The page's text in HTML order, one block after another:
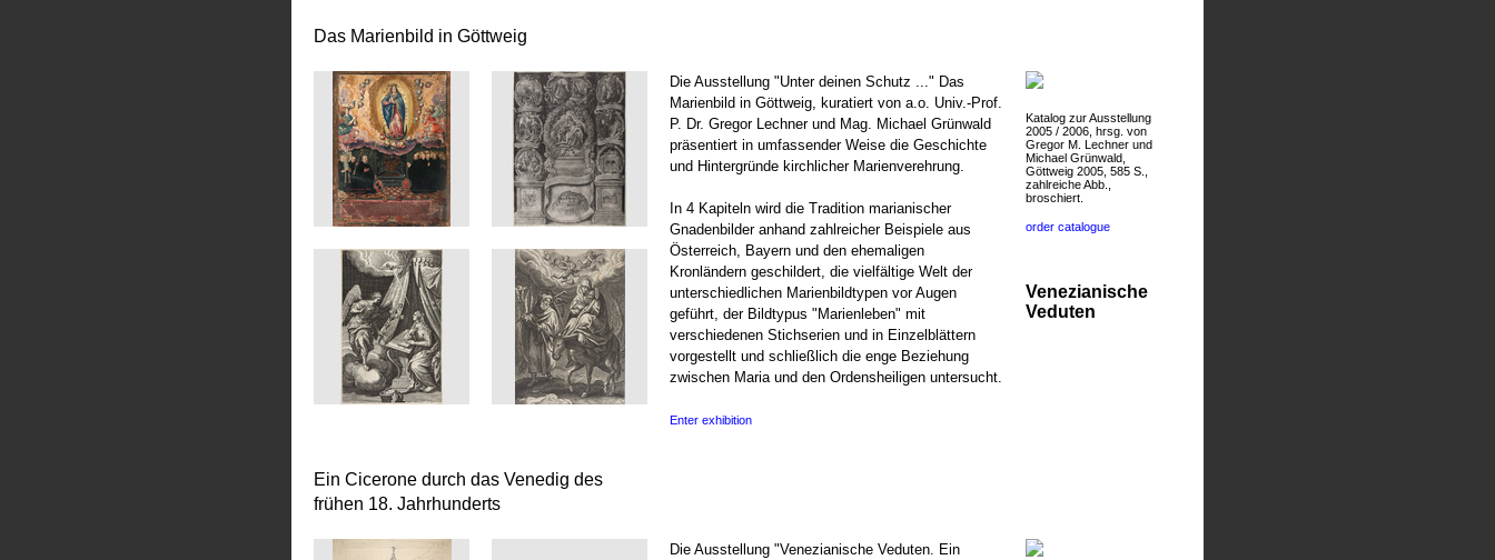
Das Marienbild in Göttweig
Die Ausstellung "Unter deinen Schutz ..." Das
Marienbild in Göttweig, kuratiert von a.o. Univ.-Prof.
P. Dr. Gregor Lechner und Mag. Michael Grünwald
präsentiert in umfassender Weise die Geschichte
und Hintergründe kirchlicher Marienverehrung.
In 4 Kapiteln wird die Tradition marianischer
Gnadenbilder anhand zahlreicher Beispiele aus
Österreich, Bayern und den ehemaligen
Kronländern geschildert, die vielfältige Welt der
unterschiedlichen Marienbildtypen vor Augen
geführt, der Bildtypus "Marienleben" mit
verschiedenen Stichserien und in Einzelblättern
vorgestellt und schließlich die enge Beziehung
zwischen Maria und den Ordensheiligen untersucht.
Enter exhibition
Katalog zur Ausstellung
2005 / 2006, hrsg. von
Gregor M. Lechner und
Michael Grünwald,
Göttweig 2005, 585 S.,
zahlreiche Abb.,
broschiert.
order catalogue
Venezianische
Veduten
Ein Cicerone durch das Venedig des
frühen 18. Jahrhunderts
Die Ausstellung "Venezianische Veduten. Ein